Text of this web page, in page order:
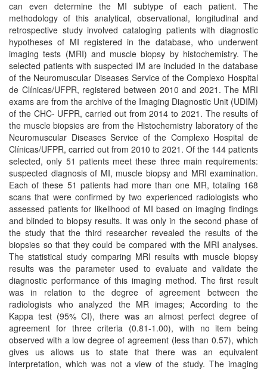
can even determine the MI subtype of each patient. The
methodology of this analytical, observational, longitudinal and
retrospective study involved cataloging patients with diagnostic
hypotheses of MI registered in the database, who underwent
imaging tests (MRI) and muscle biopsy by histochemistry. The
selected patients with suspected IM are included in the database
of the Neuromuscular Diseases Service of the Complexo Hospital
de Clínicas/UFPR, registered between 2010 and 2021. The MRI
exams are from the archive of the Imaging Diagnostic Unit (UDIM)
of the CHC- UFPR, carried out from 2014 to 2021. The results of
the muscle biopsies are from the Histochemistry laboratory of the
Neuromuscular Diseases Service of the Complexo Hospital de
Clínicas/UFPR, carried out from 2010 to 2021. Of the 144 patients
selected, only 51 patients meet these three main requirements:
suspected diagnosis of MI, muscle biopsy and MRI examination.
Each of these 51 patients had more than one MR, totaling 168
scans that were confirmed by two experienced radiologists who
assessed patients for likelihood of MI based on imaging findings
and blinded to biopsy results. It was only in the second phase of
the study that the third researcher revealed the results of the
biopsies so that they could be compared with the MRI analyses.
The statistical study comparing MRI results with muscle biopsy
results was the parameter used to evaluate and validate the
diagnostic performance of this imaging method. The first result
was in relation to the degree of agreement between the
radiologists who analyzed the MR images; According to the
Kappa test (95% CI), there was an almost perfect degree of
agreement for three criteria (0.81-1.00), with no item being
observed with a low degree of agreement (less than 0.57), which
gives us allows us to state that there was an equivalent
interpretation, which was not a view of the study. The imaging